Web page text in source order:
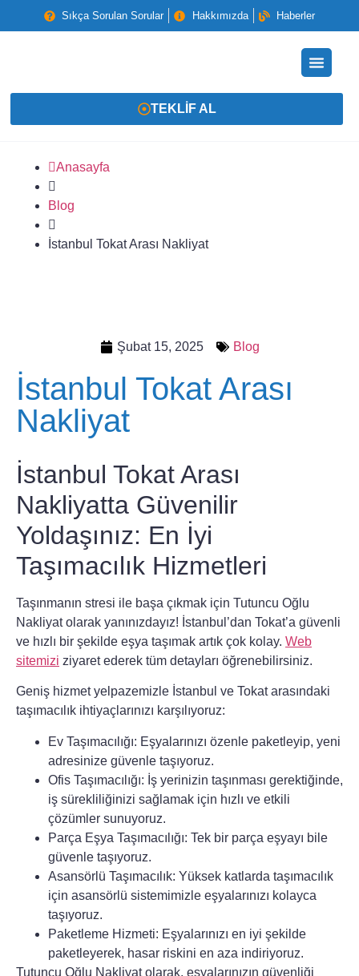
Sıkça Sorulan Sorular Hakkımızda Haberler
TEKLIF AL
Anasayfa
Blog
İstanbul Tokat Arası Nakliyat
Şubat 15, 2025 Blog
İstanbul Tokat Arası
Nakliyat
İstanbul Tokat Arası
Nakliyatta Güvenilir
Yoldaşınız: En İyi
Taşımacılık Hizmetleri
Taşınmanın stresi ile başa çıkmak için Tutuncu Oğlu
Nakliyatolarak yanınızdayız! İstanbul’dan Tokat’a güvenli
ve hızlı bir şekilde eşya taşımak artık çok kolay. Web
sitemizi ziyaret ederek tüm detayları öğrenebilirsiniz.
Geniş hizmet yelpazemizle İstanbul ve Tokat arasındaki
taşımacılık ihtiyaçlarınızı karşılıyoruz:
Ev Taşımacılığı: Eşyalarınızı özenle paketleyip, yeni
adresinize güvenle taşıyoruz.
Ofis Taşımacılığı: İş yerinizin taşınması gerektiğinde,
iş sürekliliğinizi sağlamak için hızlı ve etkili
çözümler sunuyoruz.
Parça Eşya Taşımacılığı: Tek bir parça eşyayı bile
güvenle taşıyoruz.
Asansörlü Taşımacılık: Yüksek katlarda taşımacılık
için asansörlü sistemimizle eşyalarınızı kolayca
taşıyoruz.
Paketleme Hizmeti: Eşyalarınızı en iyi şekilde
paketleyerek, hasar riskini en aza indiriyoruz.
Tutuncu Oğlu Nakliyatolarak, eşyalarınızın güvenliği